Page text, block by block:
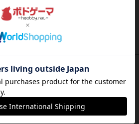
フリップ７
カードをめくるかパスをするかを決めてパスした
約21時間前by mob567